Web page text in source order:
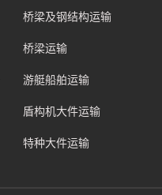
桥梁及钢结构运输
桥梁运输
游艇船舶运输
盾构机大件运输
特种大件运输